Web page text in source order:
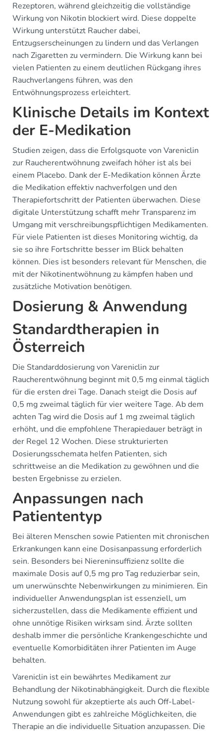
Rezeptoren, während gleichzeitig die vollständige
Wirkung von Nikotin blockiert wird. Diese doppelte
Wirkung unterstützt Raucher dabei,
Entzugserscheinungen zu lindern und das Verlangen
nach Zigaretten zu vermindern. Die Wirkung kann bei
vielen Patienten zu einem deutlichen Rückgang ihres
Rauchverlangens führen, was den
Entwöhnungsprozess erleichtert.
Klinische Details im Kontext
der E-Medikation
Studien zeigen, dass die Erfolgsquote von Vareniclin
zur Raucherentwöhnung zweifach höher ist als bei
einem Placebo. Dank der E-Medikation können Ärzte
die Medikation effektiv nachverfolgen und den
Therapiefortschritt der Patienten überwachen. Diese
digitale Unterstützung schafft mehr Transparenz im
Umgang mit verschreibungspflichtigen Medikamenten.
Für viele Patienten ist dieses Monitoring wichtig, da
sie so ihre Fortschritte besser im Blick behalten
können. Dies ist besonders relevant für Menschen, die
mit der Nikotinentwöhnung zu kämpfen haben und
zusätzliche Motivation benötigen.
Dosierung & Anwendung
Standardtherapien in
Österreich
Die Standarddosierung von Vareniclin zur
Raucherentwöhnung beginnt mit 0,5 mg einmal täglich
für die ersten drei Tage. Danach steigt die Dosis auf
0,5 mg zweimal täglich für vier weitere Tage. Ab dem
achten Tag wird die Dosis auf 1 mg zweimal täglich
erhöht, und die empfohlene Therapiedauer beträgt in
der Regel 12 Wochen. Diese strukturierten
Dosierungsschemata helfen Patienten, sich
schrittweise an die Medikation zu gewöhnen und die
besten Ergebnisse zu erzielen.
Anpassungen nach
Patiententyp
Bei älteren Menschen sowie Patienten mit chronischen
Erkrankungen kann eine Dosisanpassung erforderlich
sein. Besonders bei Niereninsuffizienz sollte die
maximale Dosis auf 0,5 mg pro Tag reduzierbar sein,
um unerwünschte Nebenwirkungen zu minimieren. Ein
individueller Anwendungsplan ist essenziell, um
sicherzustellen, dass die Medikamente effizient und
ohne unnötige Risiken wirksam sind. Ärzte sollten
deshalb immer die persönliche Krankengeschichte und
eventuelle Komorbiditäten ihrer Patienten im Auge
behalten.
Vareniclin ist ein bewährtes Medikament zur
Behandlung der Nikotinabhängigkeit. Durch die flexible
Nutzung sowohl für akzeptierte als auch Off-Label-
Anwendungen gibt es zahlreiche Möglichkeiten, die
Therapie an die individuelle Situation anzupassen. Die